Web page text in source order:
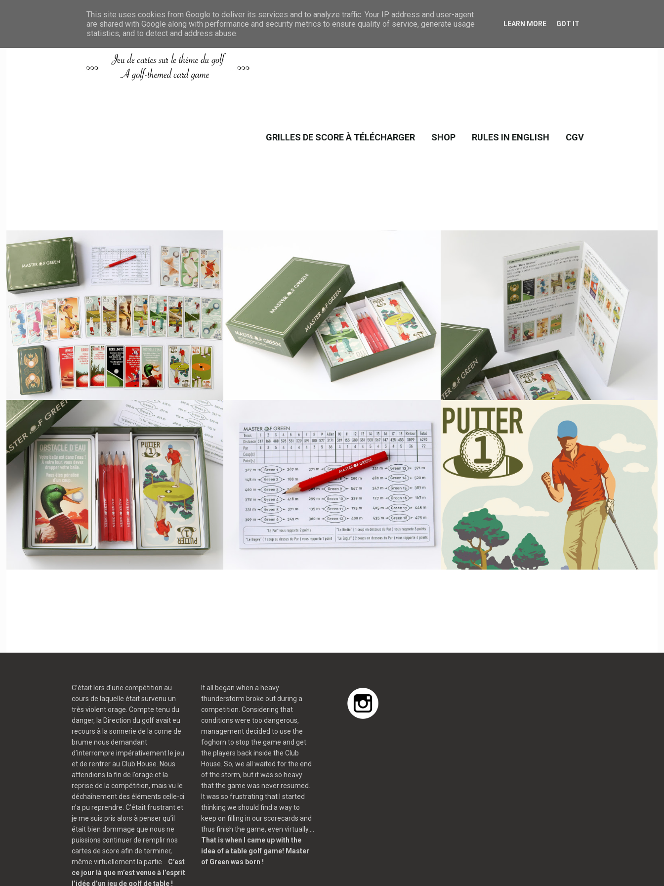
GRILLES DE SCORE À TÉLÉCHARGER SHOP RULES IN ENGLISH CGV
C’était lors d'une compétition au
cours de laquelle était survenu un
très violent orage. Compte tenu du
danger, la Direction du golf avait eu
recours à la sonnerie de la corne de
brume nous demandant
d’interrompre impérativement le jeu
et de rentrer au Club House. Nous
attendions la fin de l’orage et la
reprise de la compétition, mais vu le
déchaînement des éléments celle-ci
n’a pu reprendre. C’était frustrant et
je me suis pris alors à penser qu’il
était bien dommage que nous ne
puissions continuer de remplir nos
cartes de score afin de terminer,
même virtuellement la partie… C’est
ce jour là que m’est venue à l’esprit
l’idée d’un jeu de golf de table !
It all began when a heavy
thunderstorm broke out during a
competition. Considering that
conditions were too dangerous,
management decided to use the
foghorn to stop the game and get
the players back inside the Club
House. So, we all waited for the end
of the storm, but it was so heavy
that the game was never resumed.
It was so frustrating that I started
thinking we should find a way to
keep on filling in our scorecards and
thus finish the game, even virtually….
That is when I came up with the
idea of a table golf game! Master
of Green was born !
This site uses cookies from Google to deliver its services and to analyze traffic. Your IP address and user-agent
are shared with Google along with performance and security metrics to ensure quality of service, generate usage
statistics, and to detect and address abuse.
LEARN MORE GOT IT